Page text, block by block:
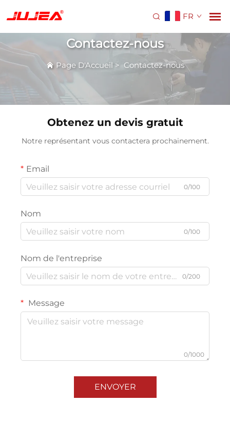
FR
Contactez-nous
Page D'Accueil > Contactez-nous
Obtenez un devis gratuit
Notre représentant vous contactera prochainement.
Email
0/100
Nom
0/100
Nom de l'entreprise
0/200
Message
0/1000
ENVOYER